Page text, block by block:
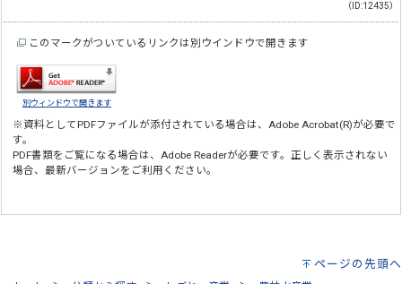
（ID:12435）
このマークがついているリンクは別ウインドウで開きます
別ウィンドウで開きます
※資料としてPDFファイルが添付されている場合は、Adobe Acrobat(R)が必要で
す。
PDF書類をご覧になる場合は、Adobe Readerが必要です。正しく表示されない
場合、最新バージョンをご利用ください。
ページの先頭へ